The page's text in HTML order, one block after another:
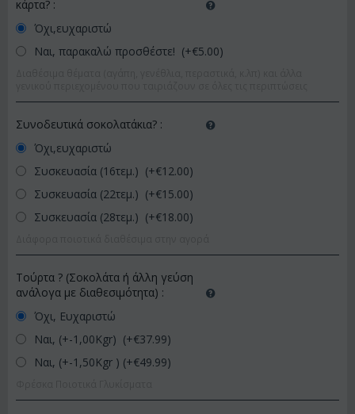
κάρτα? :
Όχι,ευχαριστώ
Ναι, παρακαλώ προσθέστε! (+€5.00)
Συνοδευτικά σοκολατάκια? :
Όχι,ευχαριστώ
Συσκευασία (16τεμ.) (+€12.00)
Συσκευασία (22τεμ.) (+€15.00)
Συσκευασία (28τεμ.) (+€18.00)
Τούρτα ? (Σοκολάτα ή άλλη γεύση
ανάλογα με διαθεσιμότητα) :
Όχι, Ευχαριστώ
Ναι, (+-1,00Kgr) (+€37.99)
Ναι, (+-1,50Kgr ) (+€49.99)